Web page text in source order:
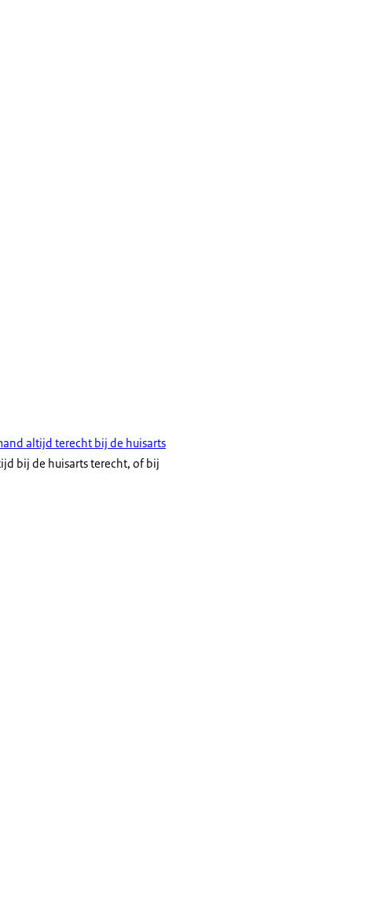
altijd terecht bij de huisarts
bij de huisarts terecht, of bij